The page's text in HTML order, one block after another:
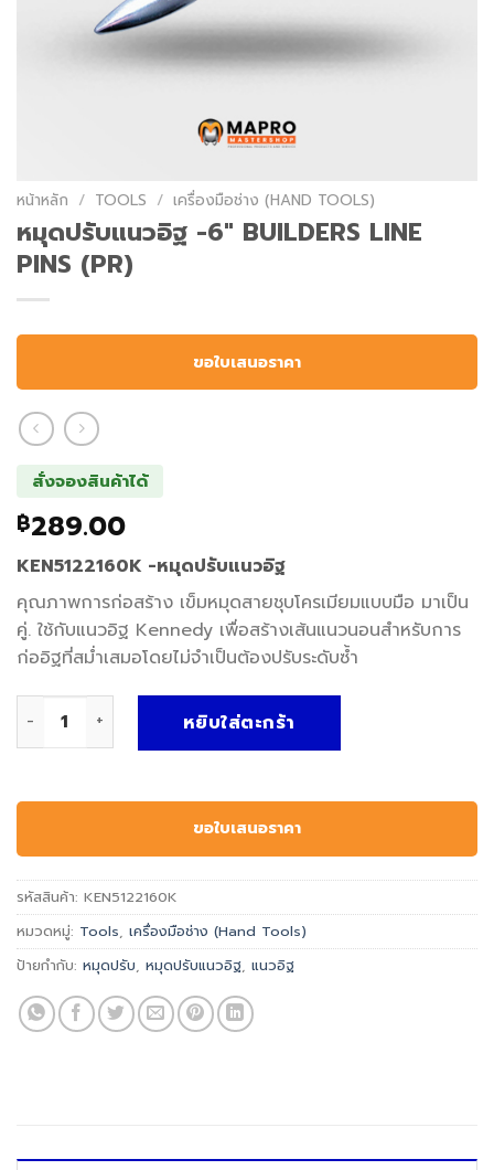
หน้าหลัก / TOOLS / เครื่องมือช่าง (HAND TOOLS)
หมุดปรับแนวอิฐ -6″ BUILDERS LINE
PINS (PR)
ขอใบเสนอราคา
สั่งจองสินค้าได้
฿289.00
KEN5122160K -หมุดปรับแนวอิฐ
คุณภาพการก่อสร้าง เข็มหมุดสายชุบโครเมียมแบบมือ มาเป็น
คู่. ใช้กับแนวอิฐ Kennedy เพื่อสร้างเส้นแนวนอนสำหรับการ
ก่ออิฐที่สม่ำเสมอโดยไม่จำเป็นต้องปรับระดับซ้ำ
หยิบใส่ตะกร้า
ขอใบเสนอราคา
รหัสสินค้า: KEN5122160K
หมวดหมู่: Tools เครื่องมือช่าง (Hand Tools)
ป้ายกำกับ: หมุดปรับ หมุดปรับแนวอิฐ แนวอิฐ